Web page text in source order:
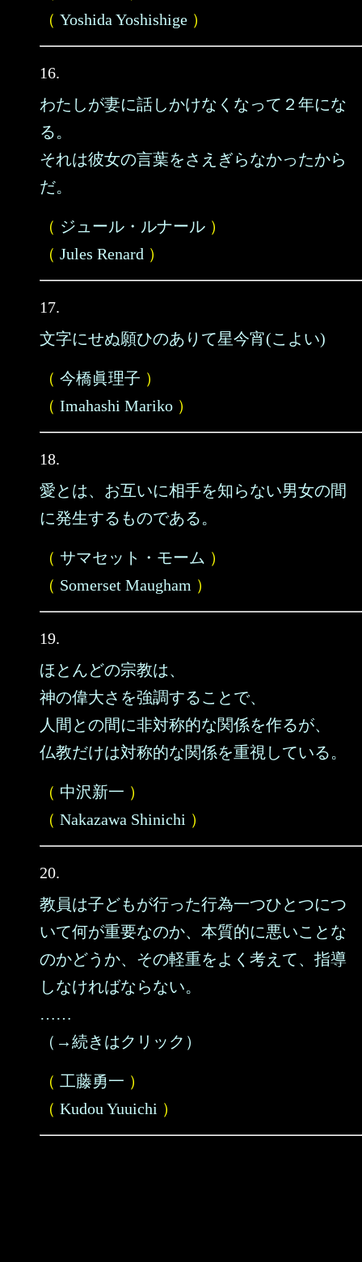
（ Yoshida Yoshishige ）
16.
わたしが妻に話しかけなくなって２年にな
る。
それは彼女の言葉をさえぎらなかったから
だ。
（ ジュール・ルナール ）
（ Jules Renard ）
17.
文字にせぬ願ひのありて星今宵(こよい)
（ 今橋眞理子 ）
（ Imahashi Mariko ）
18.
愛とは、お互いに相手を知らない男女の間
に発生するものである。
（ サマセット・モーム ）
（ Somerset Maugham ）
19.
ほとんどの宗教は、
神の偉大さを強調することで、
人間との間に非対称的な関係を作るが、
仏教だけは対称的な関係を重視している。
（ 中沢新一 ）
（ Nakazawa Shinichi ）
20.
教員は子どもが行った行為一つひとつにつ
いて何が重要なのか、本質的に悪いことな
のかどうか、その軽重をよく考えて、指導
しなければならない。
……
（→続きはクリック）
（ 工藤勇一 ）
（ Kudou Yuuichi ）